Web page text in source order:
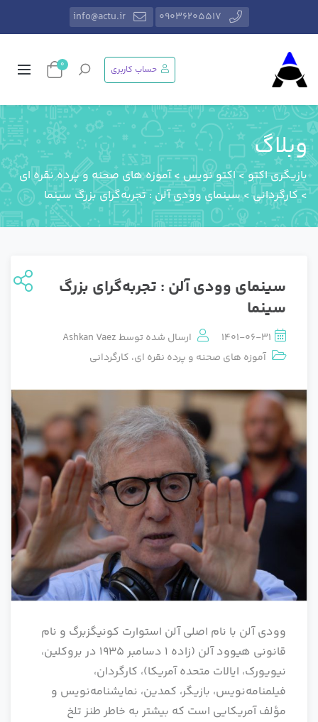
09036205517
info@actu.ir
حساب کاربری 0
وبلاگ
بازیگری اکتو>اکتو نویس>آموزه های صحنه و پرده نقره ای
>کارگردانی>سینمای وودی آلن : تجربه‌گرای بزرگ سینما
سینمای وودی آلن : تجربه‌گرای بزرگ
سینما
1401-06-31 ارسال شده توسط Ashkan Vaez
آموزه های صحنه و پرده نقره ای، کارگردانی
وودی آلن با نام اصلی آلن استوارت کونیگزبرگ و نام
قانونی هیوود آلن (زاده 1 دسامبر 1935 در بروکلین،
نیویورک، ایالات متحده آمریکا)، کارگردان،
فیلمنامه‌نویس، بازیگر، کمدین، نمایشنامه‌نویس و
مؤلف آمریکایی است که بیشتر به خاطر طنز تلخ